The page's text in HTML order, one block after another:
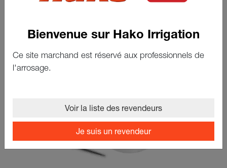
Bienvenue sur Hako Irrigation
Ce site marchand est réservé aux professionnels de
l'arrosage.
Voir la liste des revendeurs
Je suis un revendeur